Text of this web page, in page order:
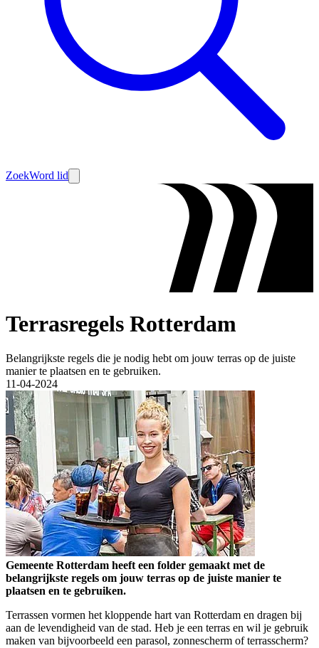
ZoekWord lid
Terrasregels Rotterdam
Belangrijkste regels die je nodig hebt om jouw terras op de juiste
manier te plaatsen en te gebruiken.
11-04-2024
Gemeente Rotterdam heeft een folder gemaakt met de
belangrijkste regels om jouw terras op de juiste manier te
plaatsen en te gebruiken.
Terrassen vormen het kloppende hart van Rotterdam en dragen bij
aan de levendigheid van de stad. Heb je een terras en wil je gebruik
maken van bijvoorbeeld een parasol, zonnescherm of terrasscherm?